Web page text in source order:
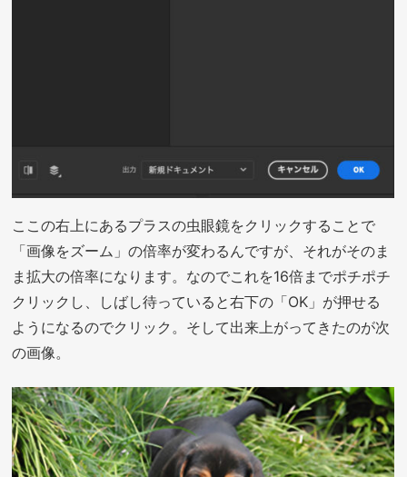
ここの右上にあるプラスの虫眼鏡をクリックすることで
「画像をズーム」の倍率が変わるんですが、それがそのま
ま拡大の倍率になります。なのでこれを16倍までポチポチ
クリックし、しばし待っていると右下の「OK」が押せる
ようになるのでクリック。そして出来上がってきたのが次
の画像。